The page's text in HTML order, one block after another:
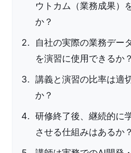
ウトカム（業務成果）
か？
自社の実際の業務デー
を演習に使用できるか？
講義と演習の比率は適
か？
研修終了後、継続的に
させる仕組みはあるか？